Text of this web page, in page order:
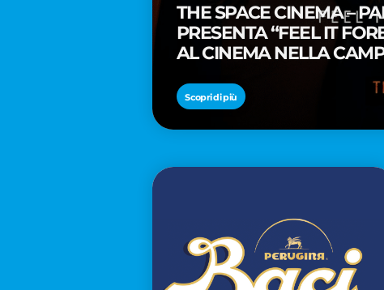
THE SPACE CINEMA –
PRESENTA “FEEL IT
AL CINEMA NELLA
PREMIO OSCAR® TAIKA
Scopri di più